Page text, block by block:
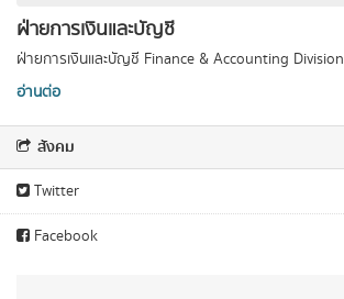
ฝ่ายการเงินและบัญชี
ฝ่ายการเงินและบัญชี Finance & Accounting Division
อ่านต่อ
สังคม
Twitter
Facebook